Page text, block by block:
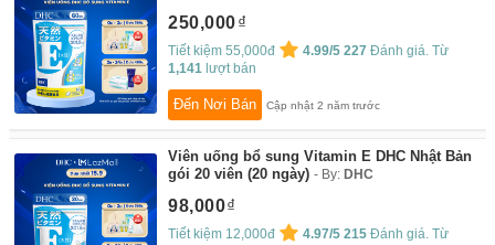
250,000
Tiết kiệm 55,000đ 4.99/5 227 Đánh giá. Từ
1,141 lượt bán
Đến Nơi Bán Cập nhật 2 năm trước
Viên uống bổ sung Vitamin E DHC Nhật Bản
gói 20 viên (20 ngày)
By:DHC
98,000
Tiết kiệm 12,000đ 4.97/5 215 Đánh giá. Từ